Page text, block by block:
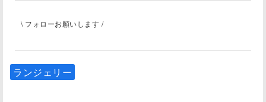
\ フォローお願いします /
ランジェリー